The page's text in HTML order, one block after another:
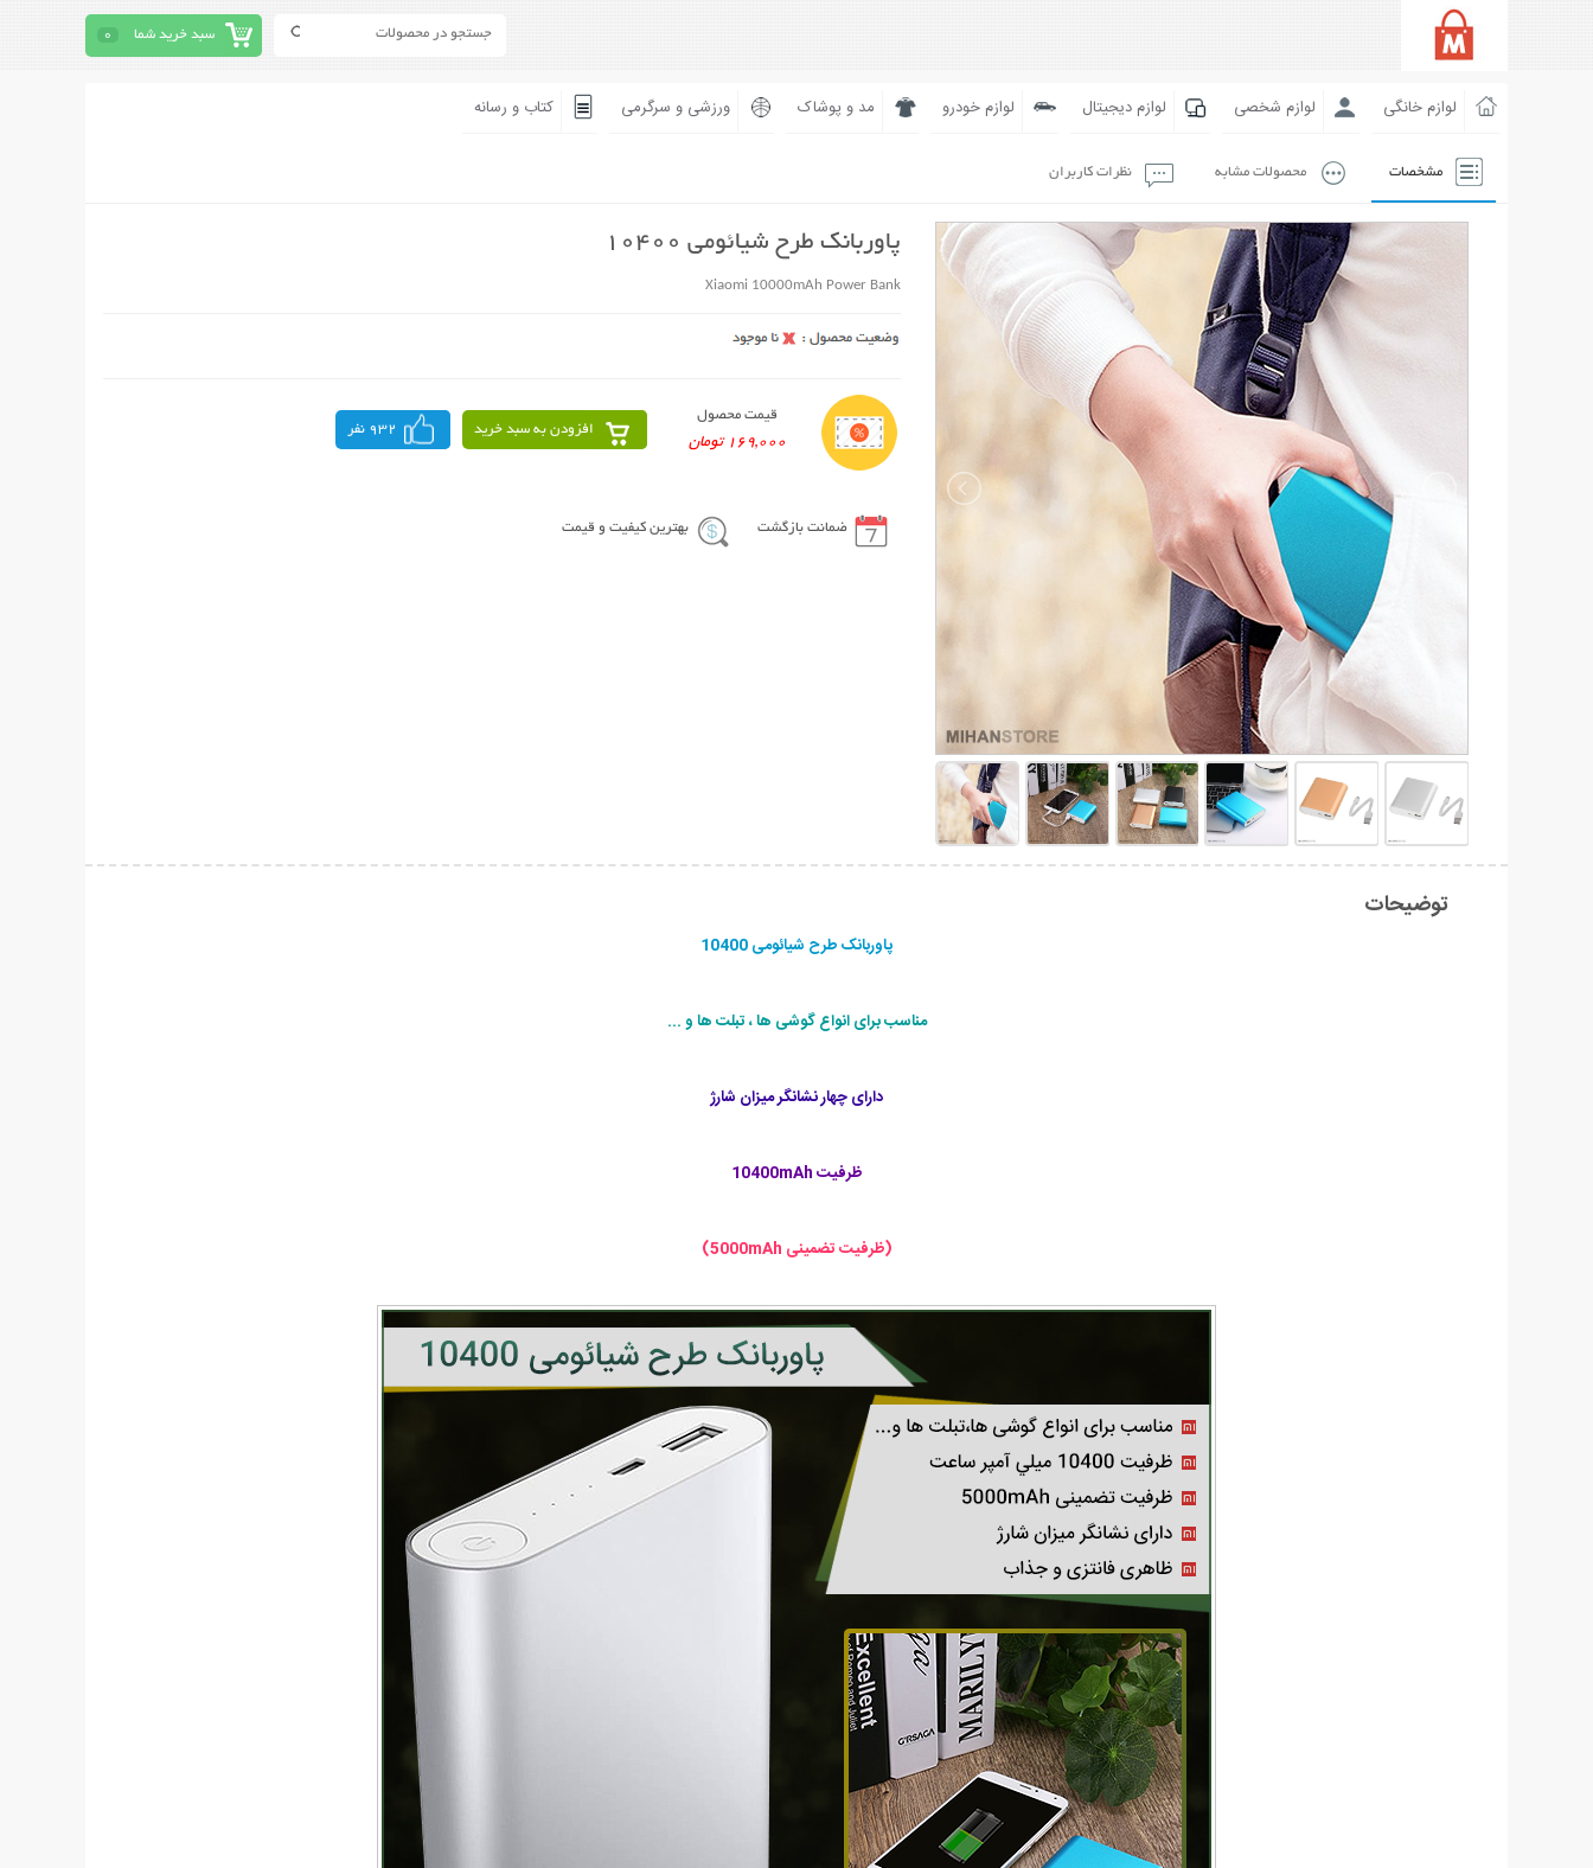
سبد خرید شما 0
لوازم خانگی لوازم شخصی لوازم دیجیتال لوازم خودرو مد و پوشاک ورزشی و سرگرمی کتاب و رسانه
مشخصات محصولات مشابه نظرات کاربران
پاوربانک طرح شیائومی 10400
Xiaomi 10000mAh Power Bank
قیمت محصول
169,000 تومان
افزودن به سبد خرید 932 نفر
ضمانت بازگشت بهترین کیفیت و قیمت
توضیحات
پاوربانک طرح شیائومی 10400
مناسب برای انواع گوشی ها ، تبلت ها و ...
دارای چهار نشانگر میزان شارژ
ظرفیت 10400mAh
(ظرفیت تضمینی 5000mAh)